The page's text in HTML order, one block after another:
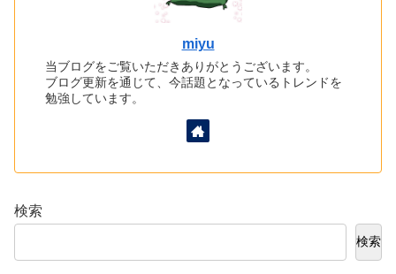
miyu
当ブログをご覧いただきありがとうございます。
ブログ更新を通じて、今話題となっているトレンドを
勉強しています。
検索
検索